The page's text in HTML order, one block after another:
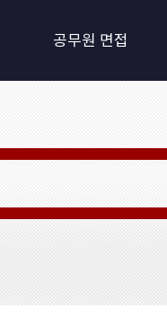
공무원 면접